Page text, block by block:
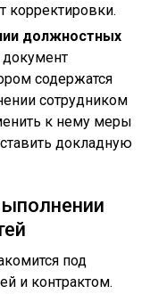
корректировки.
должностных
документ
содержатся
сотрудником
к нему меры
докладную
под
и контрактом.